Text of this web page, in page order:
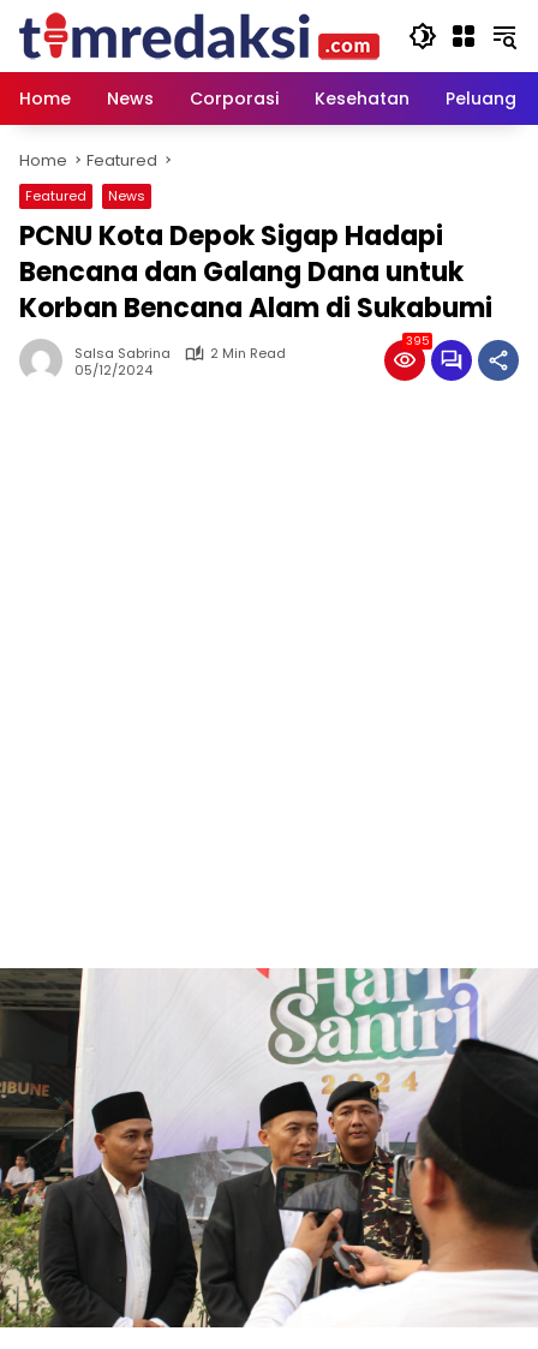
content
Home
News Corporasi Kesehatan Peluang
Home Featured
Featured News
PCNU Kota Depok Sigap Hadapi
Bencana dan Galang Dana untuk
Korban Bencana Alam di Sukabumi
Salsa Sabrina
2 Min Read
05/12/2024
395